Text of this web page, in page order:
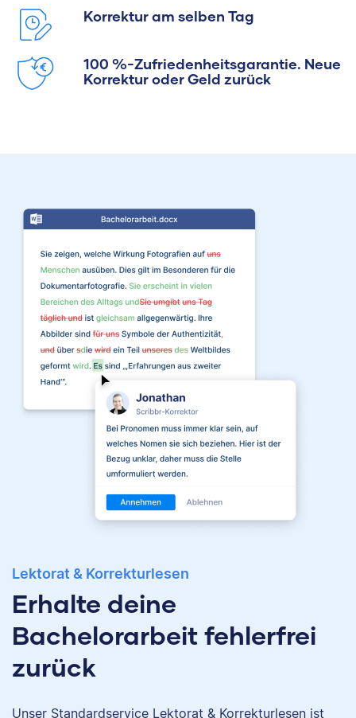
Korrektur am selben Tag
100 %-Zufriedenheitsgarantie. Neue
Korrektur oder Geld zurück
Lektorat & Korrekturlesen
Erhalte deine
Bachelorarbeit fehlerfrei
zurück
Unser Standardservice Lektorat & Korrekturlesen ist